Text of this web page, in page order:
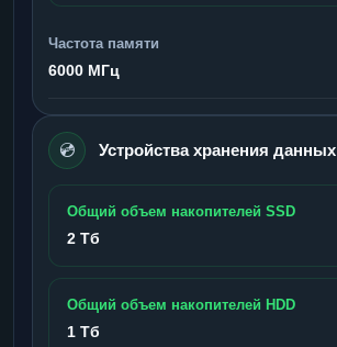
Частота памяти
6000 МГц
💿 Устройства хранения данных
Общий объем накопителей SSD
2 Тб
Общий объем накопителей HDD
1 Тб